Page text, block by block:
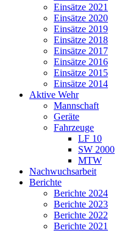
Einsätze 2021
Einsätze 2020
Einsätze 2019
Einsätze 2018
Einsätze 2017
Einsätze 2016
Einsätze 2015
Einsätze 2014
Aktive Wehr
Mannschaft
Geräte
Fahrzeuge
LF 10
SW 2000
MTW
Nachwuchsarbeit
Berichte
Berichte 2024
Berichte 2023
Berichte 2022
Berichte 2021